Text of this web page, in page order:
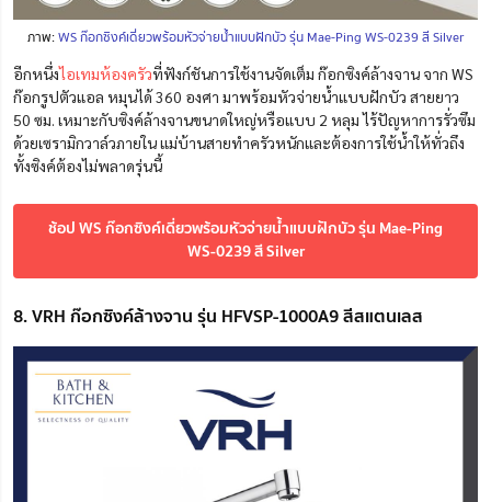
ภาพ:WS ก๊อกซิงค์เดี่ยวพร้อมหัวจ่ายน้ำแบบฝักบัว รุ่น Mae-Ping WS-0239 สี Silver
อีกหนึ่งไอเทมห้องครัวที่ฟังก์ชันการใช้งานจัดเต็ม ก๊อกซิงค์ล้างจาน จาก WS
ก๊อกรูปตัวแอล หมุนได้ 360 องศา มาพร้อมหัวจ่ายน้ำแบบฝักบัว สายยาว
50 ซม. เหมาะกับซิงค์ล้างจานขนาดใหญ่หรือแบบ 2 หลุม ไร้ปัญหาการรั่วซึม
ด้วยเซรามิกวาล์วภายใน แม่บ้านสายทำครัวหนักและต้องการใช้น้ำให้ทั่วถึง
ทั้งซิงค์ต้องไม่พลาดรุ่นนี้
ช้อป WS ก๊อกซิงค์เดี่ยวพร้อมหัวจ่ายน้ำแบบฝักบัว รุ่น Mae-Ping
WS-0239 สี Silver
8. VRH ก๊อกซิงค์ล้างจาน รุ่น HFVSP-1000A9 สีสแตนเลส